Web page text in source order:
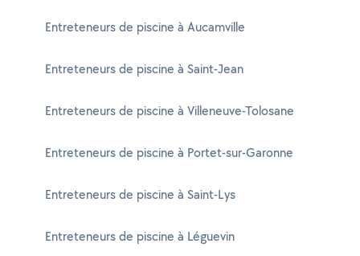
Entreteneurs de piscine à Aucamville
Entreteneurs de piscine à Saint-Jean
Entreteneurs de piscine à Villeneuve-Tolosane
Entreteneurs de piscine à Portet-sur-Garonne
Entreteneurs de piscine à Saint-Lys
Entreteneurs de piscine à Léguevin